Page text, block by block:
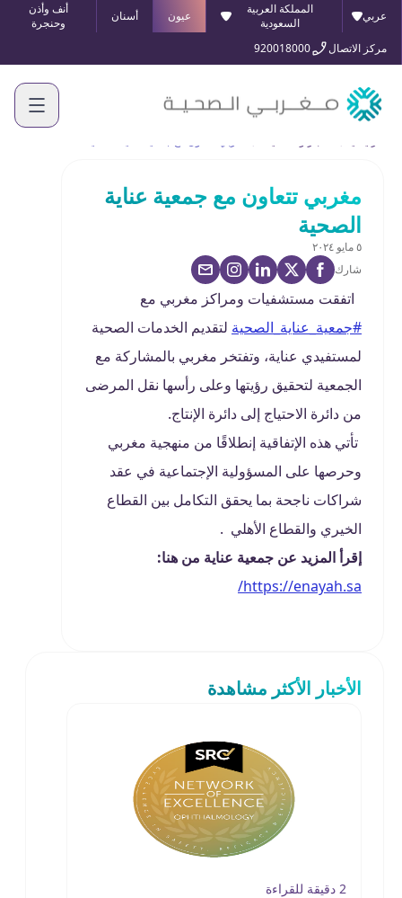
عربي
المملكة العربية
السعودية
عيون أسنان
أنف وأذن
وحنجرة
مركز الاتصال
920018000
مغربي تتعاون مع جمعية عناية
الصحية
٥ مايو ٢٠٢٤
شارك
اتفقت مستشفيات ومراكز مغربي مع
#جمعية_عناية_الصحية لتقديم الخدمات الصحية
لمستفيدي عناية، وتفتخر مغربي بالمشاركة مع
الجمعية لتحقيق رؤيتها وعلى رأسها نقل المرضى
من دائرة الاحتياج إلى دائرة الإنتاج.
تأتي هذه الإتفاقية إنطلاقًا من منهجية مغربي
وحرصها على المسؤولية الإجتماعية في عقد
شراكات ناجحة بما يحقق التكامل بين القطاع
الخيري والقطاع الأهلي .
إقرأ المزيد عن جمعية عناية من هنا:
https://enayah.sa/
الأخبار الأكثر مشاهدة
2 دقيقة للقراءة